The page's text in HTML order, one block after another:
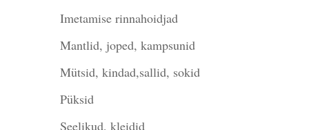
Imetamise rinnahoidjad
Mantlid, joped, kampsunid
Mütsid, kindad,sallid, sokid
Püksid
Seelikud, kleidid